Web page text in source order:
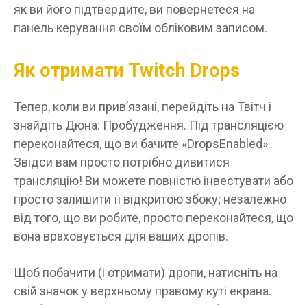
як ви його підтвердите, ви повернетеся на
панель керування своїм обліковим записом.
Як отримати Twitch Drops
Тепер, коли ви прив’язані, перейдіть на Твітч і
знайдіть Дюна: Пробудження. Під трансляцією
переконайтеся, що ви бачите «DropsEnabled».
Звідси вам просто потрібно дивитися
трансляцію! Ви можете повністю інвестувати або
просто залишити її відкритою збоку; незалежно
від того, що ви робите, просто переконайтеся, що
вона враховується для ваших дропів.
Щоб побачити (і отримати) дропи, натисніть на
свій значок у верхньому правому куті екрана.